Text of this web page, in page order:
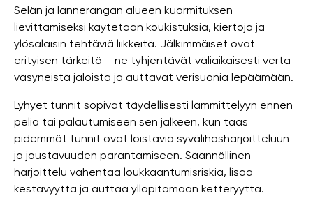
Selän ja lannerangan alueen kuormituksen
lievittämiseksi käytetään koukistuksia, kiertoja ja
ylösalaisin tehtäviä liikkeitä. Jälkimmäiset ovat
erityisen tärkeitä – ne tyhjentävät väliaikaisesti verta
väsyneistä jaloista ja auttavat verisuonia lepäämään.
Lyhyet tunnit sopivat täydellisesti lämmittelyyn ennen
peliä tai palautumiseen sen jälkeen, kun taas
pidemmät tunnit ovat loistavia syvälihasharjoitteluun
ja joustavuuden parantamiseen. Säännöllinen
harjoittelu vähentää loukkaantumisriskiä, ​​lisää
kestävyyttä ja auttaa ylläpitämään ketteryyttä.